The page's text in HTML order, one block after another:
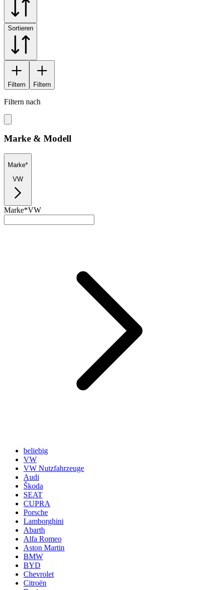
Sortieren
Filtern Filtern
Filtern nach
Marke & Modell
Marke*
VW
Marke*VW
beliebig
VW
VW Nutzfahrzeuge
Audi
Škoda
SEAT
CUPRA
Porsche
Lamborghini
Abarth
Alfa Romeo
Aston Martin
BMW
BYD
Chevrolet
Citroën